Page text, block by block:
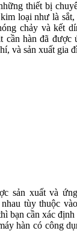
thiết bị
loại như là
chảy và kết
cần hàn đã được
và sản xuất gia
sản xuất và
tùy thuộc
bạn cần xác
hàn có công